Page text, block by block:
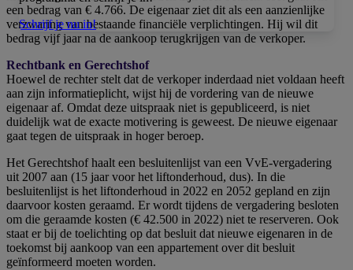
een bedrag van € 4.766. De eigenaar ziet dit als een aanzienlijke
verzwaring van bestaande financiële verplichtingen. Hij wil dit
bedrag vijf jaar na de aankoop terugkrijgen van de verkoper.
Rechtbank en Gerechtshof
Hoewel de rechter stelt dat de verkoper inderdaad niet voldaan heeft
aan zijn informatieplicht, wijst hij de vordering van de nieuwe
eigenaar af. Omdat deze uitspraak niet is gepubliceerd, is niet
duidelijk wat de exacte motivering is geweest. De nieuwe eigenaar
gaat tegen de uitspraak in hoger beroep.
Het Gerechtshof haalt een besluitenlijst van een VvE-vergadering
uit 2007 aan (15 jaar voor het liftonderhoud, dus). In die
besluitenlijst is het liftonderhoud in 2022 en 2052 gepland en zijn
daarvoor kosten geraamd. Er wordt tijdens de vergadering besloten
om die geraamde kosten (€ 42.500 in 2022) niet te reserveren. Ook
staat er bij de toelichting op dat besluit dat nieuwe eigenaren in de
toekomst bij aankoop van een appartement over dit besluit
geïnformeerd moeten worden.
Schrijf je nu in!